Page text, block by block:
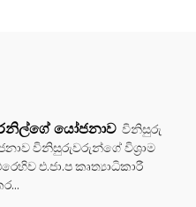
යෝජනාව විනිසුරු
විනිසුරුවරුන්ගේ විශ්‍රාම
එ.ජා.ප කෘත්‍යාධිකාරී